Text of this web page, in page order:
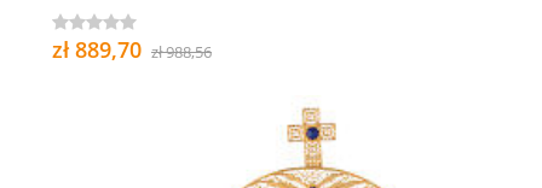
zł 889,70 zł 988,56